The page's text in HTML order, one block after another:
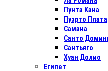
Пунта Кана
Пуэрто Плата
Самана
Санто
Сантьяго
Хуан Долио
Египет